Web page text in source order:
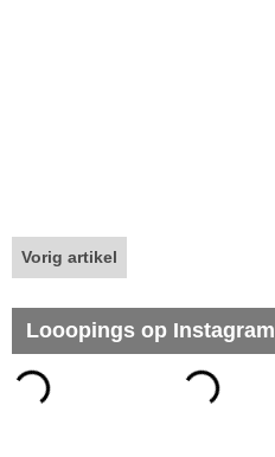
Vorig artikel
Looopings op Instagram